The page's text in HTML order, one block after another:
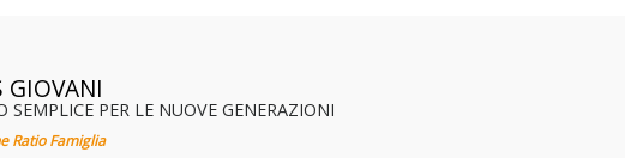
GIOVANI
SEMPLICE PER LE NUOVE GENERAZIONI
Ratio Famiglia